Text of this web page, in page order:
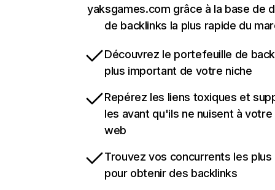
yaksgames.com grâce à la base de
de backlinks la plus rapide du
Découvrez le portefeuille de
plus important de votre niche
Repérez les liens toxiques et
les avant qu'ils ne nuisent à
web
Trouvez vos concurrents les
pour obtenir des backlinks